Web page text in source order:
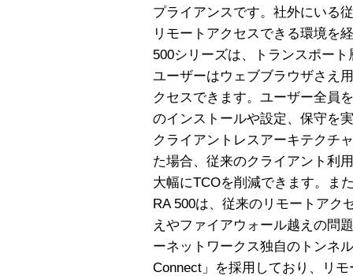
プライアンスです。社外にいる
リモートアクセスできる環境を
500シリーズは、トランスポー
ユーザーはウェブブラウザさえ
クセスできます。ユーザー全員
のインストールや設定、保守を
クライアントレスアーキテクチ
た場合、従来のクライアント利
大幅にTCOを削減できます。ま
RA 500は、従来のリモートアク
えやファイアウォール越えの問
ーネットワークス独自のトンネ
Connect」を採用しており、リ